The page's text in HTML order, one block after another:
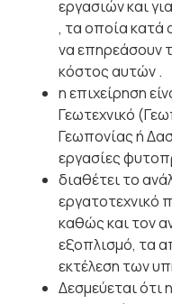
εργασιών και
, τα οποία
να επηρεάσουν
κόστος αυτών .
η επιχείρηση
Γεωτεχνικό
Γεωπονίας ή
εργασίες
διαθέτει το
εργατοτεχνικό
καθώς και τον
εξοπλισμό, τα
εκτέλεση των
Δεσμεύεται ότι